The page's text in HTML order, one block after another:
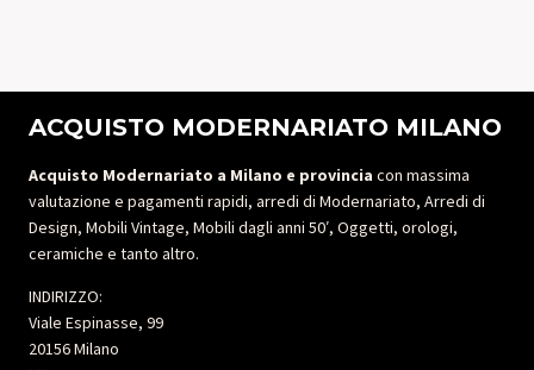
ACQUISTO MODERNARIATO MILANO
Acquisto Modernariato a Milano e provincia con massima
valutazione e pagamenti rapidi, arredi di Modernariato, Arredi di
Design, Mobili Vintage, Mobili dagli anni 50′, Oggetti, orologi,
ceramiche e tanto altro.
INDIRIZZO:
Viale Espinasse, 99
20156 Milano